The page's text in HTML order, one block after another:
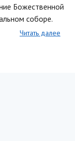
Божественной
соборе.
Читать далее